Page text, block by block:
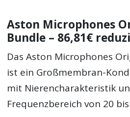
Aston Microphones
Bundle – 86,81€
Das Aston Microphones
ist ein Großmembran-
mit Nierencharakteristik
Frequenzbereich von 20 bis